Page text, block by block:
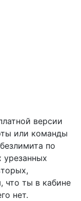
версии
или команды
по
урезанных
что ты в кабине
нет.